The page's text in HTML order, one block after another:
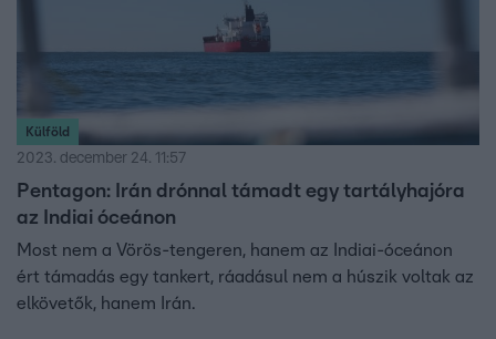
Külföld
2023. december 24. 11:57
Pentagon: Irán drónnal támadt egy tartályhajóra
az Indiai óceánon
Most nem a Vörös-tengeren, hanem az Indiai-óceánon
ért támadás egy tankert, ráadásul nem a húszik voltak az
elkövetők, hanem Irán.